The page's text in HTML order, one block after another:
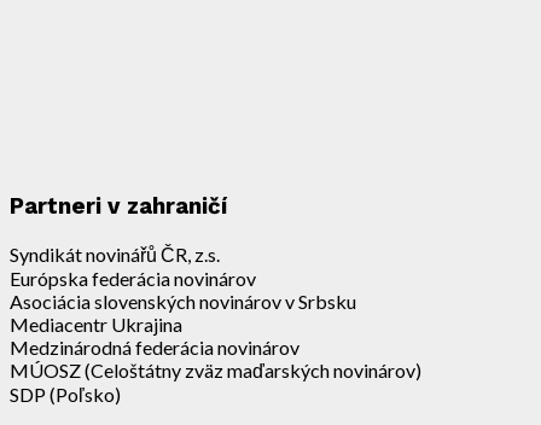
Partneri v zahraničí
Syndikát novinářů ČR, z.s.
Európska federácia novinárov
Asociácia slovenských novinárov v Srbsku
Mediacentr Ukrajina
Medzinárodná federácia novinárov
MÚOSZ (Celoštátny zväz maďarských novinárov)
SDP (Poľsko)